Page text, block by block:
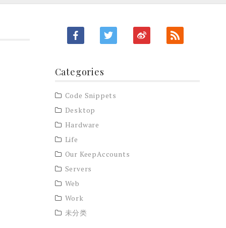
Categories
Code Snippets
Desktop
Hardware
Life
Our KeepAccounts
Servers
Web
Work
未分类